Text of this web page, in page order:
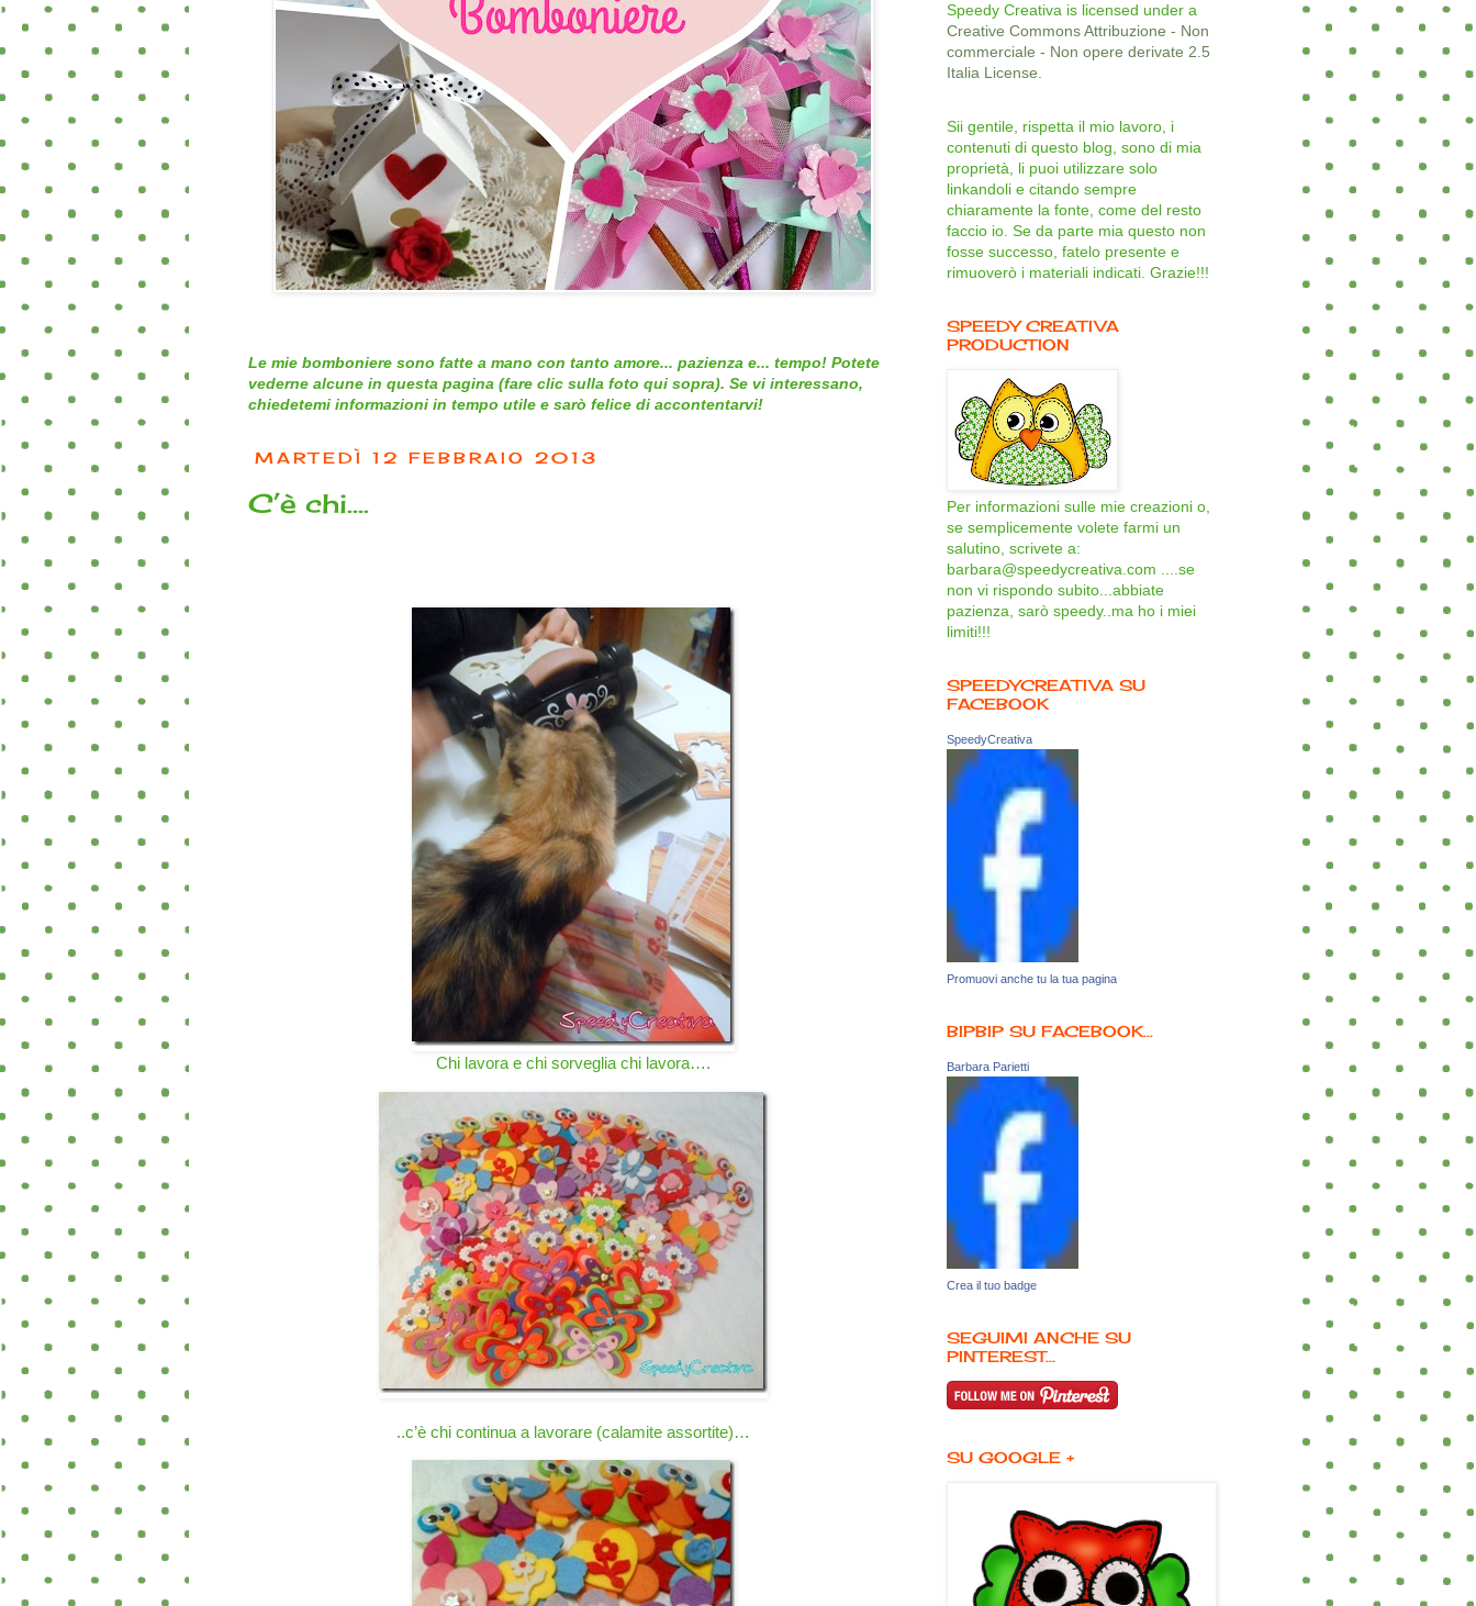
Le mie bomboniere sono fatte a mano con tanto amore... pazienza e... tempo! Potete
vederne alcune in questa pagina (fare clic sulla foto qui sopra). Se vi interessano,
chiedetemi informazioni in tempo utile e sarò felice di accontentarvi!
MARTEDÌ 12 FEBBRAIO 2013
C’è chi….
Chi lavora e chi sorveglia chi lavora….
..c’è chi continua a lavorare (calamite assortite)…
Speedy Creativa is licensed under a
Creative Commons Attribuzione - Non
commerciale - Non opere derivate 2.5
Italia License
Sii gentile, rispetta il mio lavoro, i
contenuti di questo blog, sono di mia
proprietà, li puoi utilizzare solo
linkandoli e citando sempre
chiaramente la fonte, come del resto
faccio io. Se da parte mia questo non
fosse successo, fatelo presente e
rimuoverò i materiali indicati. Grazie!!!
SPEEDY CREATIVA
PRODUCTION
Per informazioni sulle mie creazioni o,
se semplicemente volete farmi un
salutino, scrivete a:
barbara@speedycreativa.com ....se
non vi rispondo subito...abbiate
pazienza, sarò speedy..ma ho i miei
limiti!!!
SPEEDYCREATIVA SU
FACEBOOK
SpeedyCreativa
Promuovi anche tu la tua pagina
BIPBIP SU FACEBOOK...
Barbara Parietti
Crea il tuo badge
SEGUIMI ANCHE SU
PINTEREST...
SU GOOGLE +